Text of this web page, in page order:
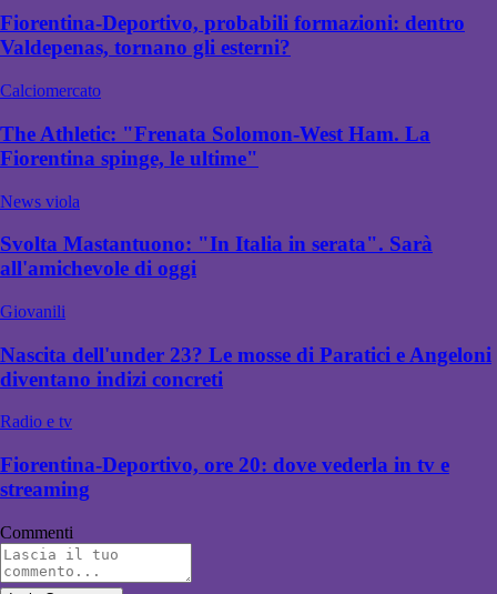
Fiorentina-Deportivo, probabili formazioni: dentro
Valdepenas, tornano gli esterni?
Calciomercato
The Athletic: "Frenata Solomon-West Ham. La
Fiorentina spinge, le ultime"
News viola
Svolta Mastantuono: "In Italia in serata". Sarà
all'amichevole di oggi
Giovanili
Nascita dell'under 23? Le mosse di Paratici e Angeloni
diventano indizi concreti
Radio e tv
Fiorentina-Deportivo, ore 20: dove vederla in tv e
streaming
Commenti